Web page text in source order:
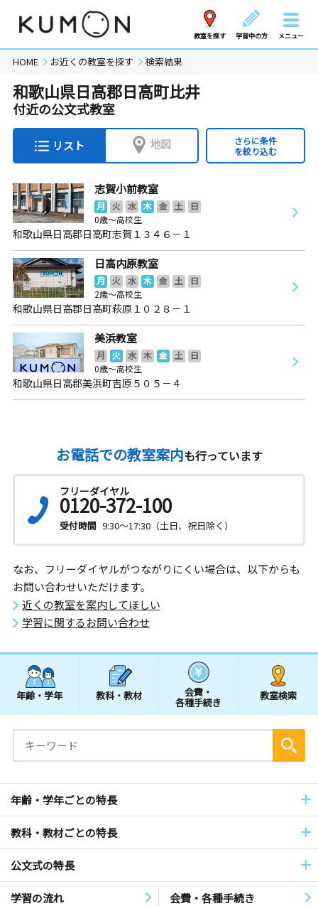
教室を探す 学習中の方 メニュー
HOME お近くの教室を探す 検索結果
和歌山県日高郡日高町比井
付近の公文式教室
リスト 地図
さらに条件
を絞り込む
志賀小前教室
月 火 水 木 金 土
日
0歳～高校生
和歌山県日高郡日高町志賀１３４６－１
日高内原教室
月 火 水 木 金 土
日
2歳～高校生
和歌山県日高郡日高町萩原１０２８－１
美浜教室
月 火 水 木 金 土
日
0歳～高校生
和歌山県日高郡美浜町吉原５０５－４
お電話での教室案内も行っています
フリーダイヤル
0120-372-100
受付時間 9:30～17:30（土日、祝日除く）
なお、フリーダイヤルがつながりにくい場合は、以下からも
お問い合わせいただけます。
近くの教室を案内してほしい
学習に関するお問い合わせ
年齢・学年 教科・教材 会費・
各種手続き
教室検索
年齢・学年ごとの特長
教科・教材ごとの特長
公文式の特長
学習の流れ 会費・各種手続き